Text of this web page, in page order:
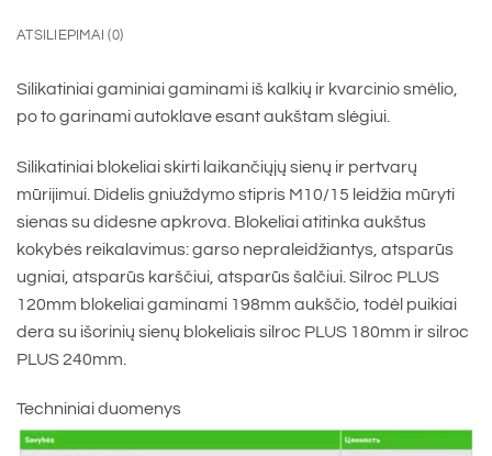
ATSILIEPIMAI (0)
Silikatiniai gaminiai gaminami iš kalkių ir kvarcinio smėlio,
po to garinami autoklave esant aukštam slėgiui.
Silikatiniai blokeliai skirti laikančiųjų sienų ir pertvarų
mūrijimui. Didelis gniuždymo stipris M10/15 leidžia mūryti
sienas su didesne apkrova. Blokeliai atitinka aukštus
kokybės reikalavimus: garso nepraleidžiantys, atsparūs
ugniai, atsparūs karščiui, atsparūs šalčiui. Silroc PLUS
120mm blokeliai gaminami 198mm aukščio, todėl puikiai
dera su išorinių sienų blokeliais silroc PLUS 180mm ir silroc
PLUS 240mm.
Techniniai duomenys